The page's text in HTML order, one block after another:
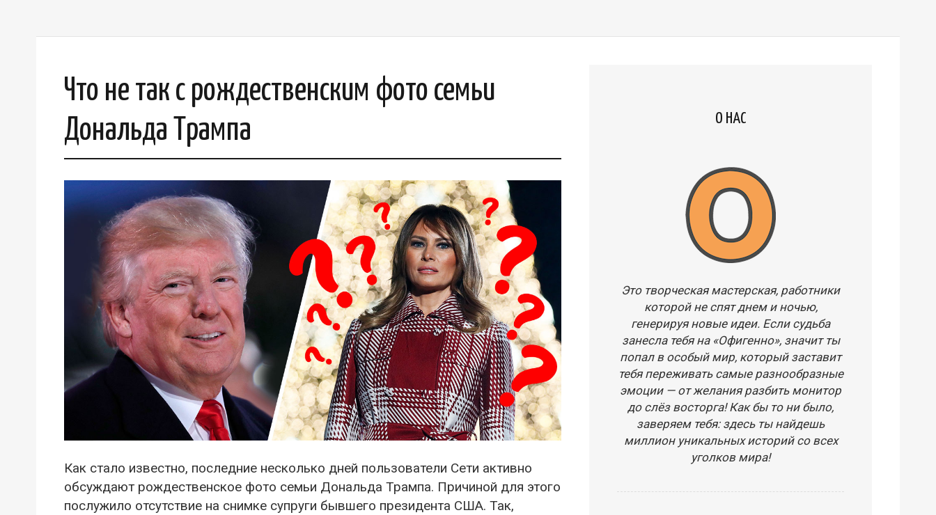
Что не так с рождественским фото семьи
Дональда Трампа
Как стало известно, последние несколько дней пользователи Сети активно
обсуждают рождественское фото семьи Дональда Трампа. Причиной для этого
послужило отсутствие на снимке супруги бывшего президента США. Так,
О НАС
Это творческая мастерская, работники
которой не спят днем и ночью,
генерируя новые идеи. Если судьба
занесла тебя на «Офигенно», значит ты
попал в особый мир, который заставит
тебя переживать самые разнообразные
эмоции — от желания разбить монитор
до слёз восторга! Как бы то ни было,
заверяем тебя: здесь ты найдешь
миллион уникальных историй со всех
уголков мира!